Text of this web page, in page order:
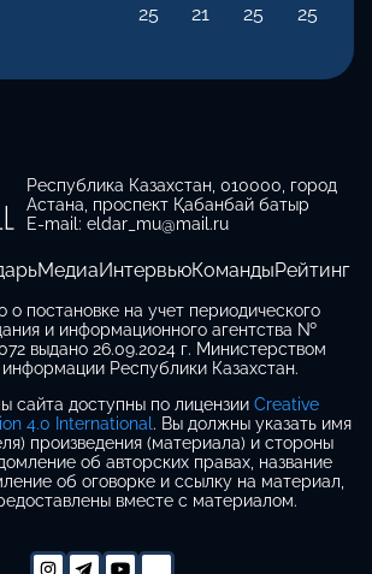
25 21 25 25
Республика Казахстан, 010000, город
Астана, проспект Қабанбай батыр
E-mail: eldar_mu@mail.ru
МедиаИнтервьюКомандыРейтинг
о постановке на учет периодического
и информационного агентства №
выдано 26.09.2024 г. Министерством
Республики Казахстан.
сайта доступны по лицензии Creative
4.0 International . Вы должны указать имя
произведения (материала) и стороны
об авторских правах, название
об оговорке и ссылку на материал,
вместе с материалом.